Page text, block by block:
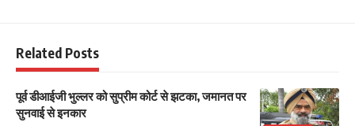
Related Posts
पूर्व डीआईजी भुल्लर को सुप्रीम कोर्ट से झटका, जमानत पर
सुनवाई से इनकार